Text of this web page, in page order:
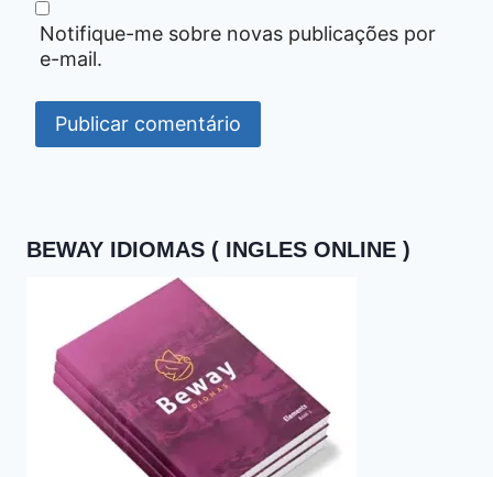
Notifique-me sobre novas publicações por
e-mail.
BEWAY IDIOMAS ( INGLES ONLINE )